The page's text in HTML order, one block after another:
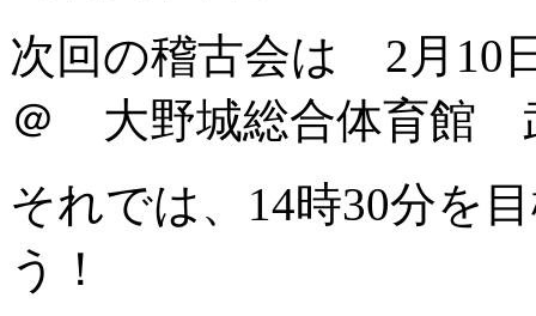
次回の稽古会は 2月
＠ 大野城総合体育館
それでは、14時30分を
う！